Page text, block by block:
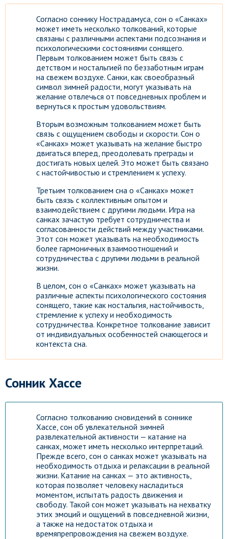
Согласно соннику Нострадамуса, сон о «Санках»
может иметь несколько толкований, которые
связаны с различными аспектами подсознания и
психологическими состояниями сонящего.
Первым толкованием может быть связь с
детством и ностальгией по беззаботным играм
на свежем воздухе. Санки, как своеобразный
символ зимней радости, могут указывать на
желание отвлечься от повседневных проблем и
вернуться к простым удовольствиям.
Вторым возможным толкованием может быть
связь с ощущением свободы и скорости. Сон о
«Санках» может указывать на желание быстро
двигаться вперед, преодолевать преграды и
достигать новых целей. Это может быть связано
с настойчивостью и стремлением к успеху.
Третьим толкованием сна о «Санках» может
быть связь с коллективным опытом и
взаимодействием с другими людьми. Игра на
санках зачастую требует сотрудничества и
согласованности действий между участниками.
Этот сон может указывать на необходимость
более гармоничных взаимоотношений и
сотрудничества с другими людьми в реальной
жизни.
В целом, сон о «Санках» может указывать на
различные аспекты психологического состояния
сонящего, такие как ностальгия, настойчивость,
стремление к успеху и необходимость
сотрудничества. Конкретное толкование зависит
от индивидуальных особенностей снающегося и
контекста сна.
Сонник Хассе
Согласно толкованию сновидений в соннике
Хассе, сон об увлекательной зимней
развлекательной активности — катание на
санках, может иметь несколько интерпретаций.
Прежде всего, сон о санках может указывать на
необходимость отдыха и релаксации в реальной
жизни. Катание на санках — это активность,
которая позволяет человеку насладиться
моментом, испытать радость движения и
свободу. Такой сон может указывать на нехватку
этих эмоций и ощущений в повседневной жизни,
а также на недостаток отдыха и
времяпрепровождения на свежем воздухе.